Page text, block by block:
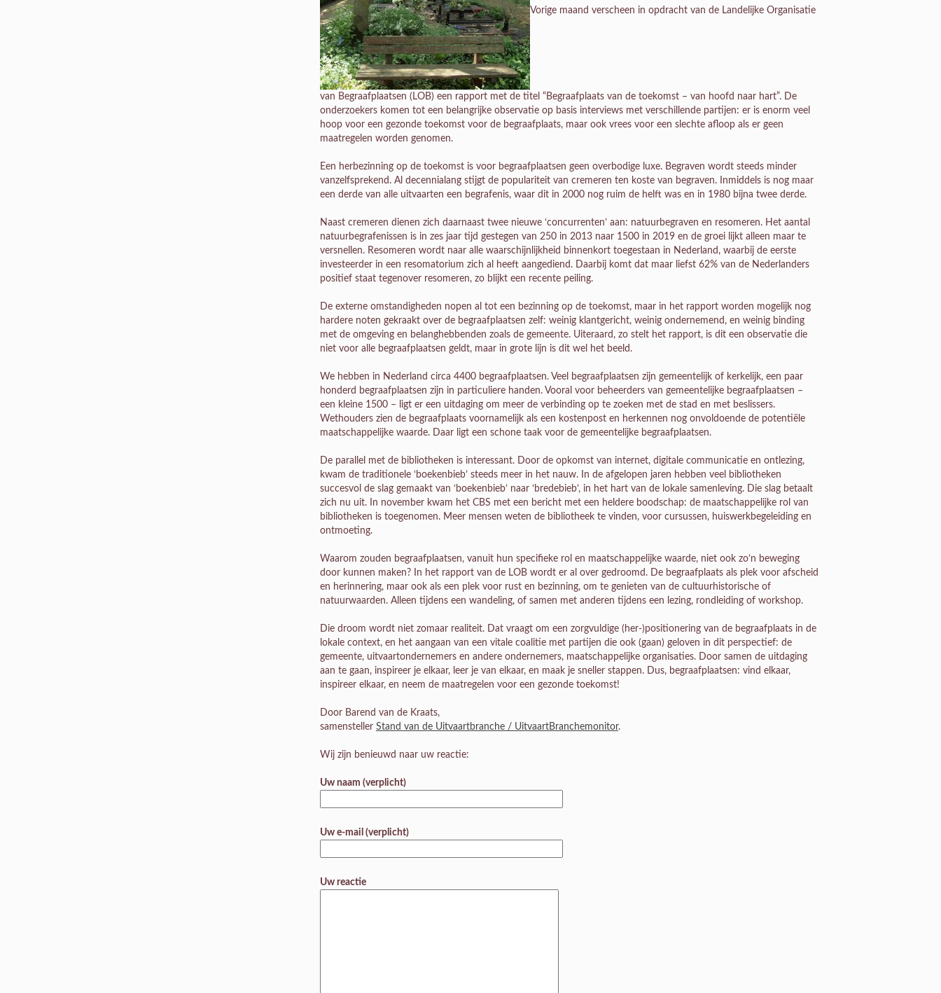
Vorige maand verscheen in opdracht van de Landelijke Organisatie
van Begraafplaatsen (LOB) een rapport met de titel “Begraafplaats van de toekomst – van hoofd naar hart”. De
onderzoekers komen tot een belangrijke observatie op basis interviews met verschillende partijen: er is enorm veel
hoop voor een gezonde toekomst voor de begraafplaats, maar ook vrees voor een slechte afloop als er geen
maatregelen worden genomen.
Een herbezinning op de toekomst is voor begraafplaatsen geen overbodige luxe. Begraven wordt steeds minder
vanzelfsprekend. Al decennialang stijgt de populariteit van cremeren ten koste van begraven. Inmiddels is nog maar
een derde van alle uitvaarten een begrafenis, waar dit in 2000 nog ruim de helft was en in 1980 bijna twee derde.
Naast cremeren dienen zich daarnaast twee nieuwe ‘concurrenten’ aan: natuurbegraven en resomeren. Het aantal
natuurbegrafenissen is in zes jaar tijd gestegen van 250 in 2013 naar 1500 in 2019 en de groei lijkt alleen maar te
versnellen. Resomeren wordt naar alle waarschijnlijkheid binnenkort toegestaan in Nederland, waarbij de eerste
investeerder in een resomatorium zich al heeft aangediend. Daarbij komt dat maar liefst 62% van de Nederlanders
positief staat tegenover resomeren, zo blijkt een recente peiling.
De externe omstandigheden nopen al tot een bezinning op de toekomst, maar in het rapport worden mogelijk nog
hardere noten gekraakt over de begraafplaatsen zelf: weinig klantgericht, weinig ondernemend, en weinig binding
met de omgeving en belanghebbenden zoals de gemeente. Uiteraard, zo stelt het rapport, is dit een observatie die
niet voor alle begraafplaatsen geldt, maar in grote lijn is dit wel het beeld.
We hebben in Nederland circa 4400 begraafplaatsen. Veel begraafplaatsen zijn gemeentelijk of kerkelijk, een paar
honderd begraafplaatsen zijn in particuliere handen. Vooral voor beheerders van gemeentelijke begraafplaatsen –
een kleine 1500 – ligt er een uitdaging om meer de verbinding op te zoeken met de stad en met beslissers.
Wethouders zien de begraafplaats voornamelijk als een kostenpost en herkennen nog onvoldoende de potentiële
maatschappelijke waarde. Daar ligt een schone taak voor de gemeentelijke begraafplaatsen.
De parallel met de bibliotheken is interessant. Door de opkomst van internet, digitale communicatie en ontlezing,
kwam de traditionele ‘boekenbieb’ steeds meer in het nauw. In de afgelopen jaren hebben veel bibliotheken
succesvol de slag gemaakt van ‘boekenbieb’ naar ‘bredebieb’, in het hart van de lokale samenleving. Die slag betaalt
zich nu uit. In november kwam het CBS met een bericht met een heldere boodschap: de maatschappelijke rol van
bibliotheken is toegenomen. Meer mensen weten de bibliotheek te vinden, voor cursussen, huiswerkbegeleiding en
ontmoeting.
Waarom zouden begraafplaatsen, vanuit hun specifieke rol en maatschappelijke waarde, niet ook zo’n beweging
door kunnen maken? In het rapport van de LOB wordt er al over gedroomd. De begraafplaats als plek voor afscheid
en herinnering, maar ook als een plek voor rust en bezinning, om te genieten van de cultuurhistorische of
natuurwaarden. Alleen tijdens een wandeling, of samen met anderen tijdens een lezing, rondleiding of workshop.
Die droom wordt niet zomaar realiteit. Dat vraagt om een zorgvuldige (her-)positionering van de begraafplaats in de
lokale context, en het aangaan van een vitale coalitie met partijen die ook (gaan) geloven in dit perspectief: de
gemeente, uitvaartondernemers en andere ondernemers, maatschappelijke organisaties. Door samen de uitdaging
aan te gaan, inspireer je elkaar, leer je van elkaar, en maak je sneller stappen. Dus, begraafplaatsen: vind elkaar,
inspireer elkaar, en neem de maatregelen voor een gezonde toekomst!
Door Barend van de Kraats,
samensteller Stand van de Uitvaartbranche / UitvaartBranchemonitor.
Wij zijn benieuwd naar uw reactie:
Uw naam (verplicht)
Uw e-mail (verplicht)
Uw reactie